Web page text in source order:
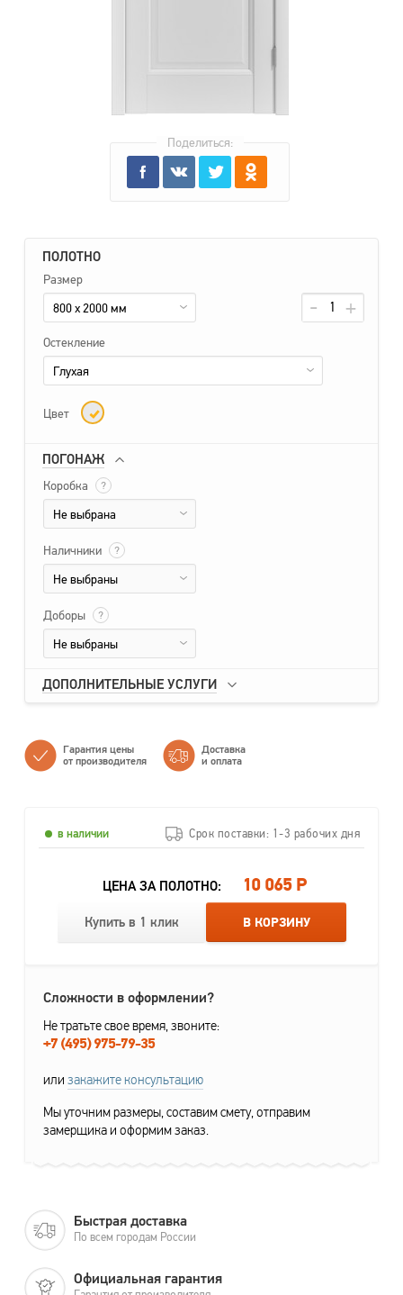
ПОЛОТНО
Размер
800 x 2000 мм
Остекление
Глухая
Цвет
ПОГОНАЖ
Коробка ?
Не выбрана
Наличники ?
Не выбраны
Доборы ?
Не выбраны
ДОПОЛНИТЕЛЬНЫЕ УСЛУГИ
Поделиться:
Гарантия цены
от производителя
Доставка
и оплата
в наличии Срок поставки: 1-3 рабочих дня
ЦЕНА ЗА ПОЛОТНО: 10 065 Р
Купить в 1 клик В КОРЗИНУ
Сложности в оформлении?
Не тратьте свое время, звоните:
+7 (495) 975-79-35
или закажите консультацию
Мы уточним размеры, составим смету, отправим
замерщика и оформим заказ.
Быстрая доставка
По всем городам России
Официальная гарантия